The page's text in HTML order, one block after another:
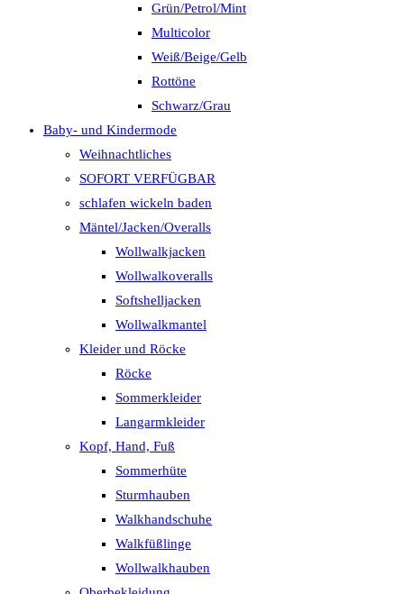
Grün/Petrol/Mint
Multicolor
Weiß/Beige/Gelb
Rottöne
Schwarz/Grau
Baby- und Kindermode
Weihnachtliches
SOFORT VERFÜGBAR
schlafen wickeln baden
Mäntel/Jacken/Overalls
Wollwalkjacken
Wollwalkoveralls
Softshelljacken
Wollwalkmantel
Kleider und Röcke
Röcke
Sommerkleider
Langarmkleider
Kopf, Hand, Fuß
Sommerhüte
Sturmhauben
Walkhandschuhe
Walkfüßlinge
Wollwalkhauben